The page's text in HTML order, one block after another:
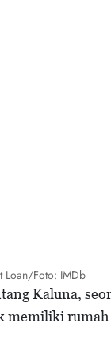
Loan/Foto: IMDb
Kaluna,
memiliki